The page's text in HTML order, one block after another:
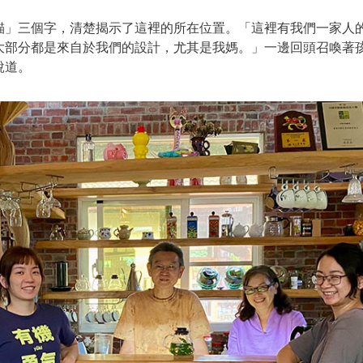
三個字，清楚揭示了這裡的所在位置。「這裡有我們一家人
分都是來自於我們的設計，尤其是我媽。」一邊回頭召喚著
。